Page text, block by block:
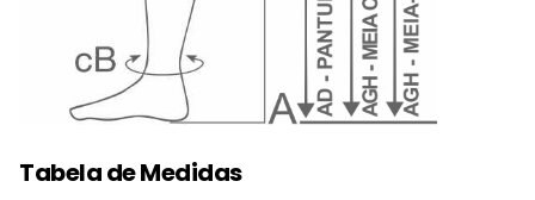
Tabela de Medidas